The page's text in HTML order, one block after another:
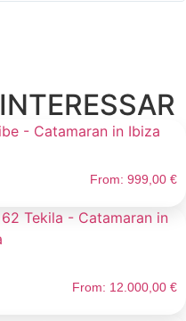
From: 999,00 €
From: 12.000,00 €